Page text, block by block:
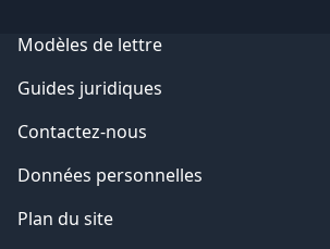
Modèles de lettre
Guides juridiques
Contactez-nous
Données personnelles
Plan du site